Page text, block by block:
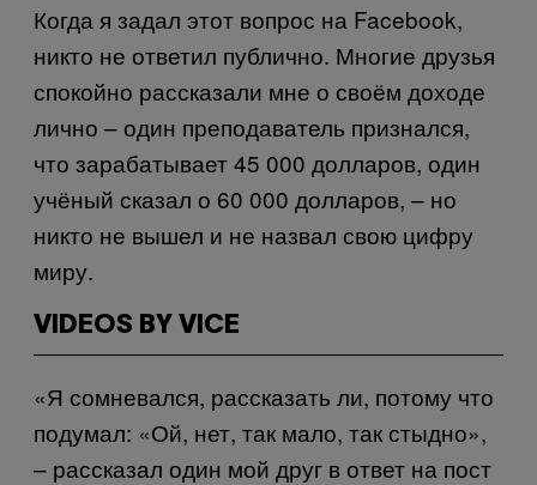
Когда я задал этот вопрос на Facebook,
никто не ответил публично. Многие друзья
спокойно рассказали мне о своём доходе
лично – один преподаватель признался,
что зарабатывает 45 000 долларов, один
учёный сказал о 60 000 долларов, – но
никто не вышел и не назвал свою цифру
миру.
VIDEOS BY VICE
«Я сомневался, рассказать ли, потому что
подумал: «Ой, нет, так мало, так стыдно»,
– рассказал один мой друг в ответ на пост